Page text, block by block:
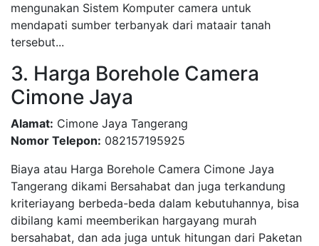
mengunakan Sistem Komputer camera untuk
mendapati sumber terbanyak dari mataair tanah
tersebut...
3. Harga Borehole Camera
Cimone Jaya
Alamat: Cimone Jaya Tangerang
Nomor Telepon: 082157195925
Biaya atau Harga Borehole Camera Cimone Jaya
Tangerang dikami Bersahabat dan juga terkandung
kriteriayang berbeda-beda dalam kebutuhannya, bisa
dibilang kami meemberikan hargayang murah
bersahabat, dan ada juga untuk hitungan dari Paketan